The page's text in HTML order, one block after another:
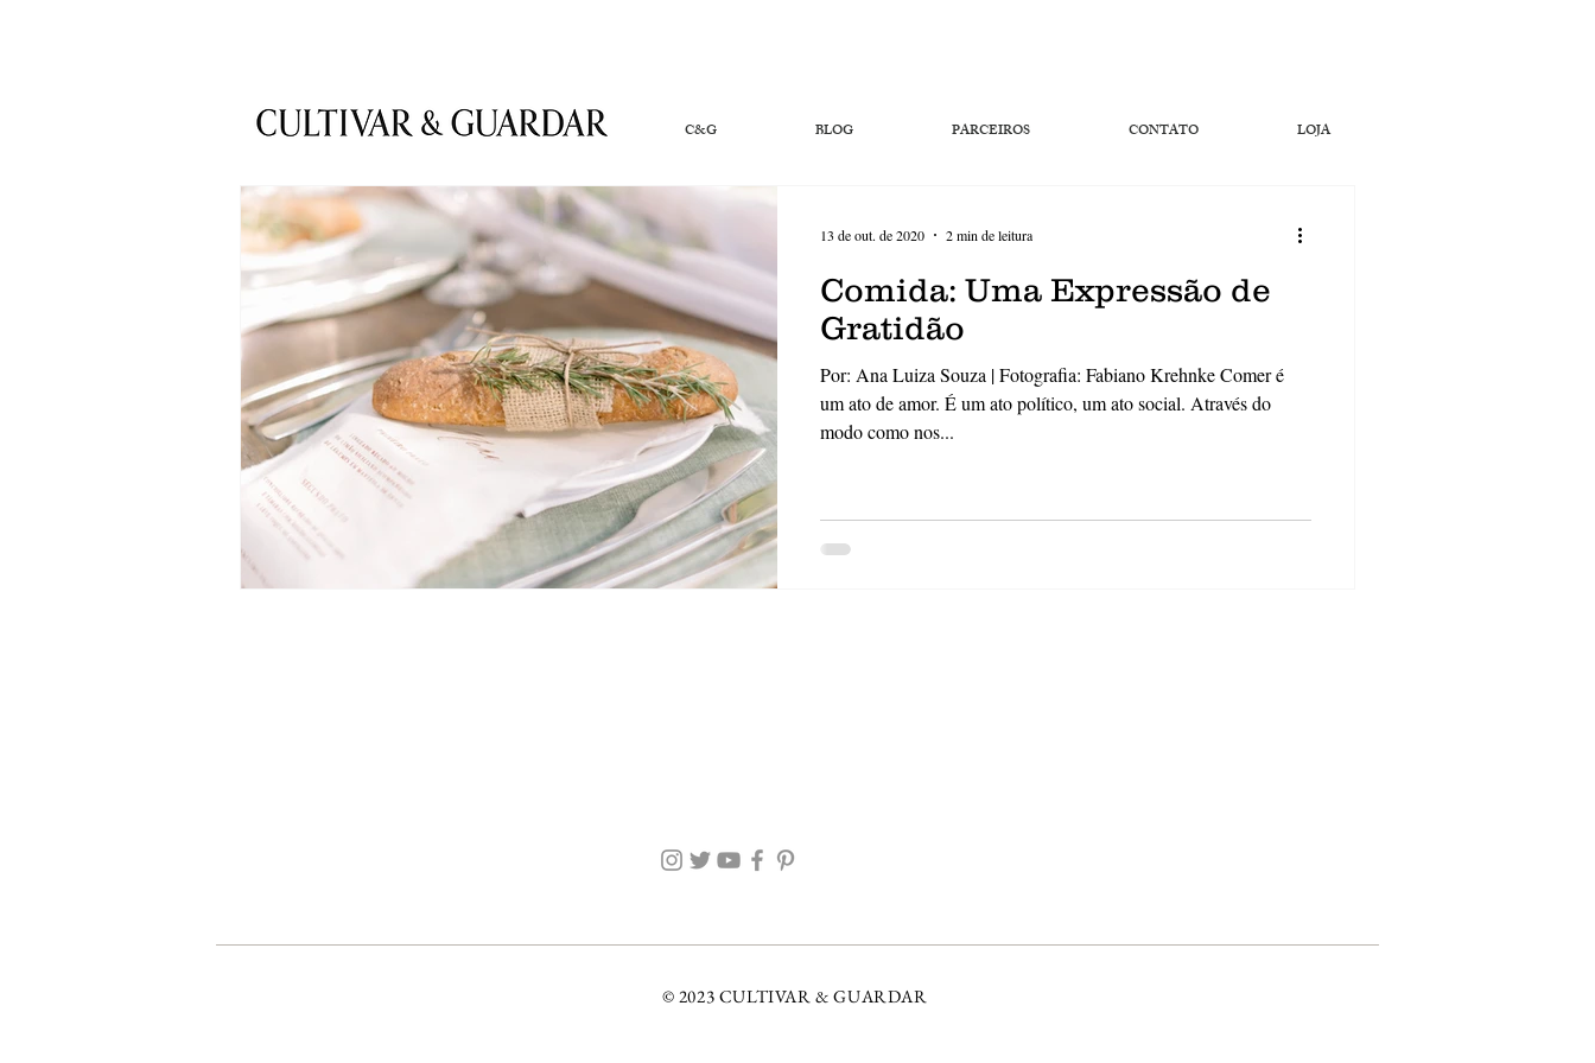
C&G BLOG PARCEIROS CONTATO LOJA
Comida: Uma Expressão de
Gratidão
Por: Ana Luiza Souza | Fotografia: Fabiano Krehnke Comer é
um ato de amor. É um ato político, um ato social. Através do
modo como nos...
13 de out. de 2020 2 min de leitura
© 2023 CULTIVAR & GUARDAR